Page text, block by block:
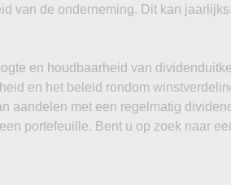
van de onderneming. Dit kan
en houdbaarheid van
en het beleid rondom
aandelen met een regelmatig
portefeuille. Bent u op zoek naar